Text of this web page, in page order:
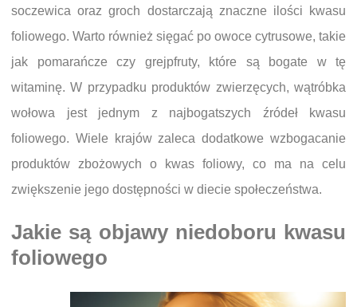
soczewica oraz groch dostarczają znaczne ilości kwasu
foliowego. Warto również sięgać po owoce cytrusowe, takie
jak pomarańcze czy grejpfruty, które są bogate w tę
witaminę. W przypadku produktów zwierzęcych, wątróbka
wołowa jest jednym z najbogatszych źródeł kwasu
foliowego. Wiele krajów zaleca dodatkowe wzbogacanie
produktów zbożowych o kwas foliowy, co ma na celu
zwiększenie jego dostępności w diecie społeczeństwa.
Jakie są objawy niedoboru kwasu
foliowego